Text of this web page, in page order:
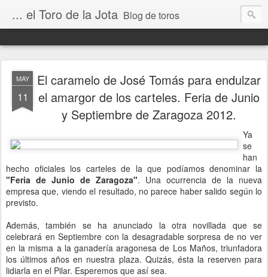
... el Toro de la Jota Blog de toros
MAY
11
El caramelo de José Tomás para endulzar
el amargor de los carteles. Feria de Junio
y Septiembre de Zaragoza 2012.
Ya
se
han
hecho oficiales los carteles de la que podíamos denominar la
"Feria de Junio de Zaragoza". Una ocurrencia de la nueva
empresa que, viendo el resultado, no parece haber salido según lo
previsto.
Además, también se ha anunciado la otra novillada que se
celebrará en Septiembre con la desagradable sorpresa de no ver
en la misma a la ganadería aragonesa de Los Maños, triunfadora
los últimos años en nuestra plaza. Quizás, ésta la reserven para
lidiarla en el Pilar. Esperemos que así sea.